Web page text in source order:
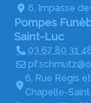
6, Impasse
Pompes
Saint-Luc
03 67 80 31
6, Rue Régis
Chapelle-